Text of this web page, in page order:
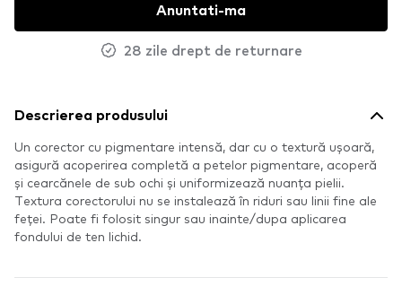
Anuntati-ma
28 zile drept de returnare
Descrierea produsului
Un corector cu pigmentare intensă, dar cu o textură ușoară,
asigură acoperirea completă a petelor pigmentare, acoperă
și cearcănele de sub ochi și uniformizează nuanța pielii.
Textura corectorului nu se instalează în riduri sau linii fine ale
feței. Poate fi folosit singur sau inainte/dupa aplicarea
fondului de ten lichid.